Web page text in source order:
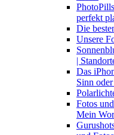
perfekt
Die
Unsere
|
Das
Sinn
Fotos
Mein